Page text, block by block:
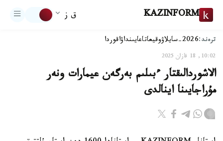
KAZINFORM ق ز
ترەند:2026-سايلاۋ وقيعاتاعايىنداۋاقوردا
10:02, 18 قازان 2025
الاشوردالىقتار ءبىلىم بەرگەن عيمارات ونەر
مۇراجايىنا اينالدى